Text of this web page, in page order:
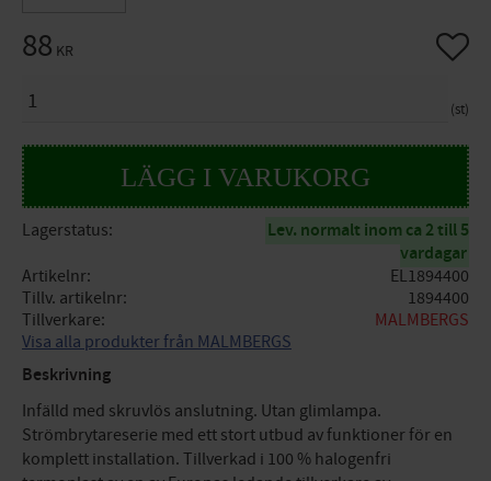
88 KR
st
Lägg
Lagerstatus
Lev. normalt inom ca 2 till 5
vardagar
Artikelnr
EL1894400
Tillv. artikelnr
1894400
Tillverkare
MALMBERGS
Visa alla produkter från MALMBERGS
Beskrivning
Infälld med skruvlös anslutning. Utan glimlampa.
Strömbrytareserie med ett stort utbud av funktioner för en
komplett installation. Tillverkad i 100 % halogenfri